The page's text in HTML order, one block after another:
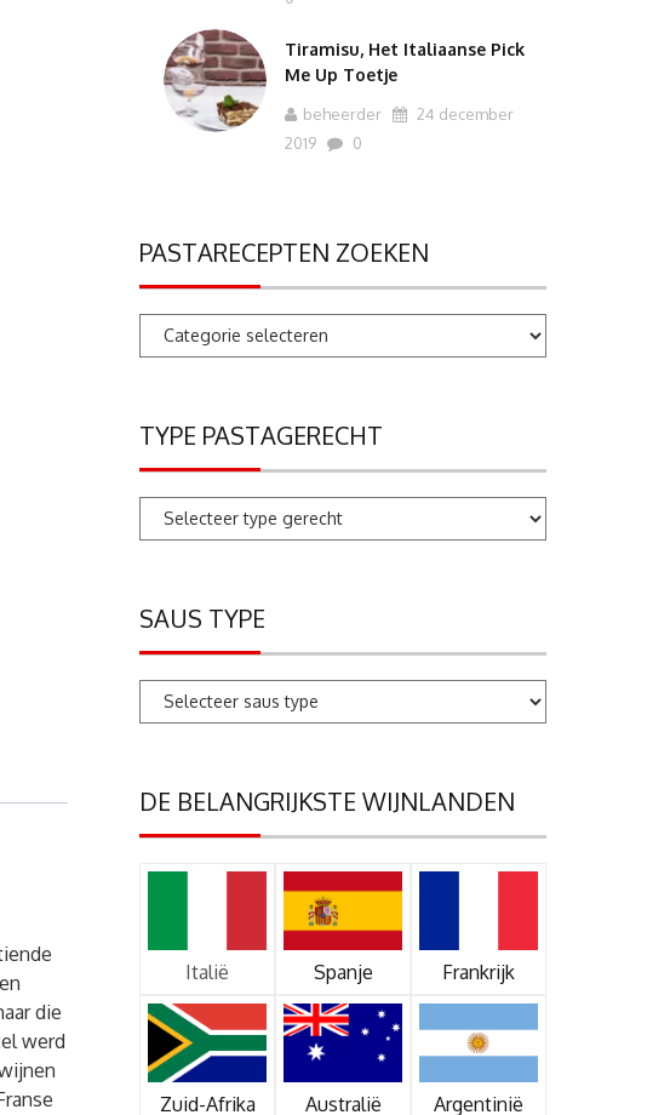
die
werd
Tiramisu, Het Italiaanse Pick
Me Up Toetje
beheerder
24 december
2019
0
PASTARECEPTEN ZOEKEN
Pastarecepten
zoeken
TYPE PASTAGERECHT
SAUS TYPE
DE BELANGRIJKSTE WIJNLANDEN
Italië Spanje Frankrijk
Zuid-Afrika Australië Argentinië